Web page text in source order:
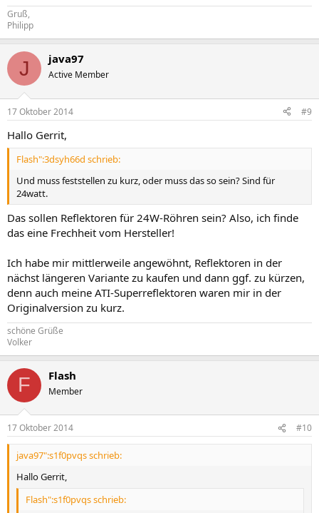
Gruß,
Philipp
J java97
Active Member
17 Oktober 2014 #9
Hallo Gerrit,
Flash":3dsyh66d schrieb:
Und muss feststellen zu kurz, oder muss das so sein? Sind für
24watt.
Das sollen Reflektoren für 24W-Röhren sein? Also, ich finde
das eine Frechheit vom Hersteller!
Ich habe mir mittlerweile angewöhnt, Reflektoren in der
nächst längeren Variante zu kaufen und dann ggf. zu kürzen,
denn auch meine ATI-Superreflektoren waren mir in der
Originalversion zu kurz.
schöne Grüße
Volker
F Flash
Member
17 Oktober 2014 #10
java97":s1f0pvqs schrieb:
Hallo Gerrit,
Flash":s1f0pvqs schrieb: